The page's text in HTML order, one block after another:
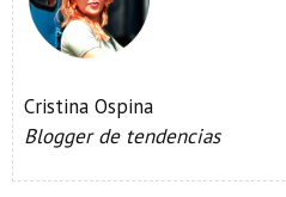
Cristina Ospina
Blogger de tendencias